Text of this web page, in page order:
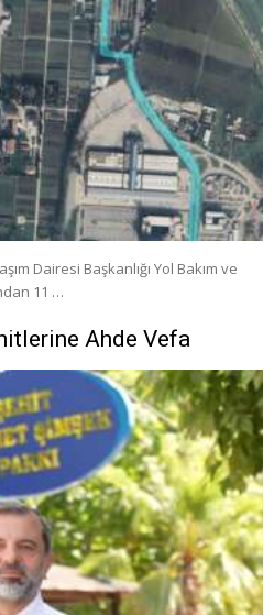
Dairesi Başkanlığı Yol Bakım ve
11 …
Ahde Vefa